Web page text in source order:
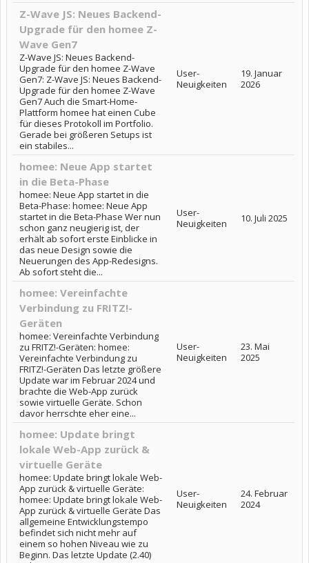
Z-Wave JS: Neues Backend-
Upgrade für den homee Z-
Wave Gen7
Z-Wave JS: Neues Backend-
Upgrade für den homee Z-Wave
Gen7: Z-Wave JS: Neues Backend-
Upgrade für den homee Z-Wave
Gen7 Auch die Smart-Home-
Plattform homee hat einen Cube
für dieses Protokoll im Portfolio.
Gerade bei größeren Setups ist
ein stabiles...
User-
Neuigkeiten
19. Januar
2026
homee: Neue App startet
in die Beta-Phase
homee: Neue App startet in die
Beta-Phase: homee: Neue App
startet in die Beta-Phase Wer nun
schon ganz neugierig ist, der
erhält ab sofort erste Einblicke in
das neue Design sowie die
Neuerungen des App-Redesigns.
Ab sofort steht die...
User-
Neuigkeiten
10. Juli 2025
homee: Vereinfachte
Verbindung zu FRITZ!-
Geräten
homee: Vereinfachte Verbindung
zu FRITZ!-Geräten: homee:
Vereinfachte Verbindung zu
FRITZ!-Geräten Das letzte größere
Update war im Februar 2024 und
brachte die Web-App zurück
sowie virtuelle Geräte. Schon
davor herrschte eher eine...
User-
Neuigkeiten
23. Mai
2025
homee: Update bringt
lokale Web-App zurück &
virtuelle Geräte
homee: Update bringt lokale Web-
App zurück & virtuelle Geräte:
homee: Update bringt lokale Web-
App zurück & virtuelle Geräte Das
allgemeine Entwicklungstempo
befindet sich nicht mehr auf
einem so hohen Niveau wie zu
Beginn. Das letzte Update (2.40)
User-
Neuigkeiten
24. Februar
2024